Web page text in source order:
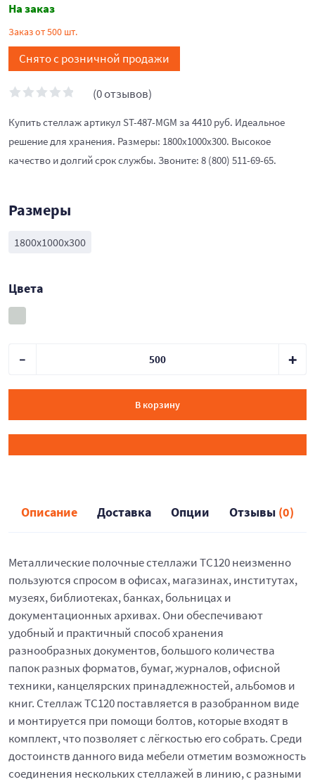
На заказ
Заказ от 500 шт.
Снято с розничной продажи
(0 отзывов)
Купить стеллаж артикул ST-487-MGM за 4410 руб. Идеальное
решение для хранения. Размеры: 1800х1000х300. Высокое
качество и долгий срок службы. Звоните: 8 (800) 511-69-65.
Размеры
1800х1000х300
Цвета
В корзину
Описание Доставка Опции Отзывы (0)
Металлические полочные стеллажи ТС120 неизменно
пользуются спросом в офисах, магазинах, институтах,
музеях, библиотеках, банках, больницах и
документационных архивах. Они обеспечивают
удобный и практичный способ хранения
разнообразных документов, большого количества
папок разных форматов, бумаг, журналов, офисной
техники, канцелярских принадлежностей, альбомов и
книг. Стеллаж ТС120 поставляется в разобранном виде
и монтируется при помощи болтов, которые входят в
комплект, что позволяет с лёгкостью его собрать. Среди
достоинств данного вида мебели отметим возможность
соединения нескольких стеллажей в линию, с разными